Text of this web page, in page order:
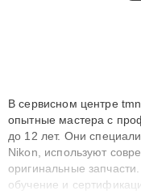
В сервисном центре
опытные мастера с
до 12 лет. Они
Nikon, используют
оригинальные
обучение и